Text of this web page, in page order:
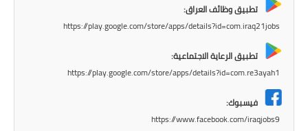
المرحلة الاعدادية
تطبيق وظائف العراق:
https://play.google.com/store/apps/details?id=com.iraq21jobs
تطبيق الرعاية الاجتماعية:
https://play.google.com/store/apps/details?id=com.re3ayah1
فيسبوك:
https://www.facebook.com/iraqjobs9